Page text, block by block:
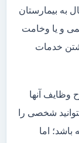
به بیمارستان
و یا وخامت
خدمات
وظایف آنها
شخصی را
باشد؛ اما